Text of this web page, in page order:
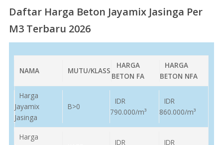
Daftar Harga Beton Jayamix Jasinga Per
M3 Terbaru 2026
NAMA MUTU/KLASS
HARGA
BETON FA
HARGA
BETON NFA
Harga
Jayamix
Jasinga
B>0
IDR
790.000/m³
IDR
860.000/m³
Harga
IDR
IDR